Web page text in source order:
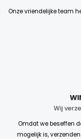
Onze vriendelijke team
Wij
Omdat we beseffen
mogelijk is,